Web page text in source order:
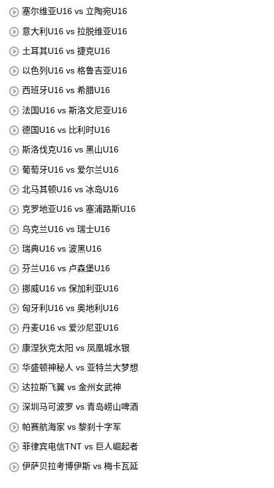
塞尔维亚U16 vs 立陶宛U16
意大利U16 vs 拉脱维亚U16
土耳其U16 vs 捷克U16
以色列U16 vs 格鲁吉亚U16
西班牙U16 vs 希腊U16
法国U16 vs 斯洛文尼亚U16
德国U16 vs 比利时U16
斯洛伐克U16 vs 黑山U16
葡萄牙U16 vs 爱尔兰U16
北马其顿U16 vs 冰岛U16
克罗地亚U16 vs 塞浦路斯U16
乌克兰U16 vs 瑞士U16
瑞典U16 vs 波黑U16
芬兰U16 vs 卢森堡U16
挪威U16 vs 保加利亚U16
匈牙利U16 vs 奥地利U16
丹麦U16 vs 爱沙尼亚U16
康涅狄克太阳 vs 凤凰城水银
华盛顿神秘人 vs 亚特兰大梦想
达拉斯飞翼 vs 金州女武神
深圳马可波罗 vs 青岛崂山啤酒
帕赛航海家 vs 黎刹十字军
菲律宾电信TNT vs 巨人崛起者
伊萨贝拉考博伊斯 vs 梅卡瓦延